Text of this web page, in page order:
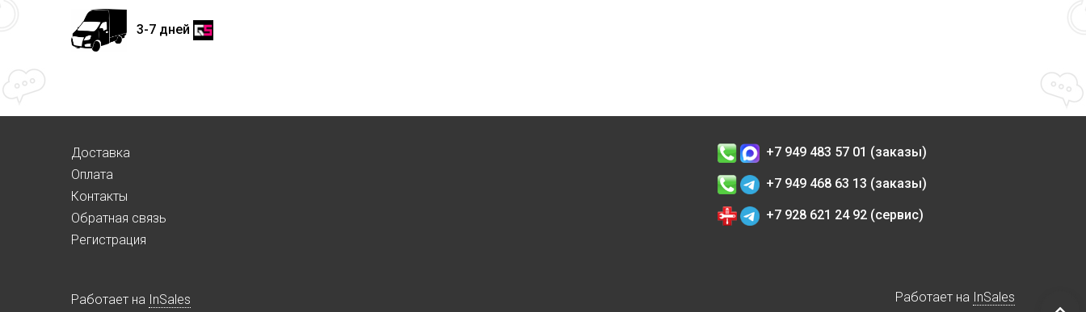
3-7 дней
Доставка
Оплата
Контакты
Обратная связь
Регистрация
+7 949 483 57 01 (заказы)
+7 949 468 63 13 (заказы)
+7 928 621 24 92 (сервис)
Работает на InSales Работает на InSales